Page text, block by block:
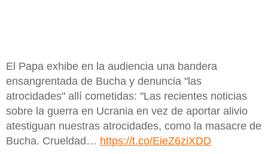
El Papa exhibe en la audiencia una bandera
ensangrentada de Bucha y denuncia "las
atrocidades" allí cometidas: "Las recientes noticias
sobre la guerra en Ucrania en vez de aportar alivio
atestiguan nuestras atrocidades, como la masacre de
Bucha. Crueldad… https://t.co/EieZ6ziXDD